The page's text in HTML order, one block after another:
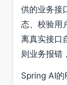
供的业务接
态、校验用
离真实接口
则业务报错
Spring AI